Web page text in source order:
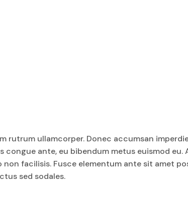
rutrum ullamcorper. Donec accumsan
congue ante, eu bibendum metus euismod eu.
facilisis. Fusce elementum ante sit amet
sed sodales.